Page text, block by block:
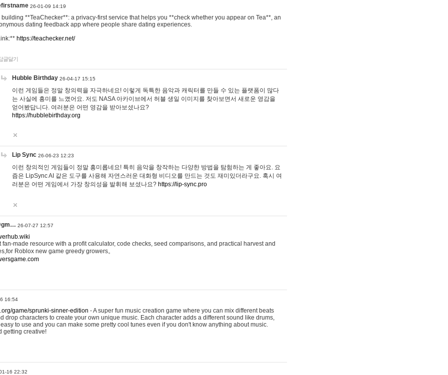
26-01-09 14:19
building **TeaChecker**: a privacy-first service that helps you **check whether you appear on Tea**, an
dating feedback app where people share dating experiences.
https://teachecker.net/
글달기
Hubble Birthday 26-04-17 15:15
이런 게임들은 정말 창의력을 자극하네요! 이렇게 독특한 음악과 캐릭터를 만들 수 있는 플랫폼이 많다
는 사실에 흥미를 느꼈어요. 저도 NASA 아카이브에서 허블 생일 이미지를 찾아보면서 새로운 영감을
얻어봤답니다. 여러분은 어떤 영감을 받아보셨나요?
https://hubblebirthday.org
Lip Sync 26-06-23 12:23
이런 창의적인 게임들이 정말 흥미롭네요! 특히 음악을 창작하는 다양한 방법을 탐험하는 게 좋아요. 요
즘은 LipSync AI 같은 도구를 사용해 자연스러운 대화형 비디오를 만드는 것도 재미있더라구요. 혹시 여
러분은 어떤 게임에서 가장 창의성을 발휘해 보셨나요? https://lip-sync.pro
26-07-27 12:57
made resource with a profit calculator, code checks, seed comparisons, and practical harvest and
Roblox new game greedy growers。
16:54
game/sprunki-sinner-edition - A super fun music creation game where you can mix different beats
drop characters to create your own unique music. Each character adds a different sound like drums,
to use and you can make some pretty cool tunes even if you don't know anything about music.
getting creative!
16 22:32